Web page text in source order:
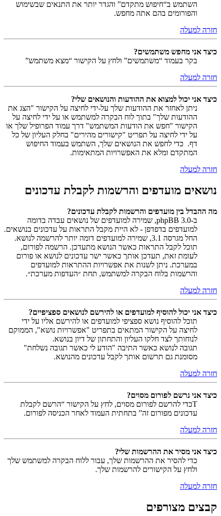
השתמש ב“חיפוש מתקדם” והגדר יותר את התנאים שבשימוש
והפורומים בהם אתה מחפש.
חזרה למעלה
כיצד אני מחפש משתמשים?
בקר בעמוד “משתמשים” ולחץ על הקישור “מצא משתמש”
חזרה למעלה
כיצד אני יכול למצוא את ההודעות והנושאים שלי?
ניתן לאחזר את ההודעות שלך על-ידי לחיצה על הקישור "הצג את
ההודעות שלך" בתוך לוח הבקרה למשתמש או על ידי לחיצה על
הקישור "חפש את הודעות המשתמש" דרך עמוד הפרופיל שלך או
על ידי לחיצה על תפריט "קישורים מהירים" בחלק העליון של כל
דף. כדי לחפש את הנושאים שלך, השתמש בעמוד החיפוש
המתקדם ומלא את האפשרויות המתאימות.
חזרה למעלה
נושאים מועדפים והרשמות לקבלת עדכונים
מה ההבדל בין מועדפים והרשמות לקבלת עדכונים?
ב-phpBB 3.0, שמירה למועדפים של נושאים עבדה בדומה
למועדפים בדפדפן - לא היית מקבל התראות על עדכונים בנושאים.
החל מגרסה 3.1, שמירה למועדפים דומה יותר להרשמה לנושא.
תוכל לקבל התראות כאשר הנושא מתעדכן. הרשמה לפורום,
לעומת זאת, תעדכן אותך כאשר ישר עדכונים לנושא או פורום
במערכת. ניתן לשנות את אפשרויות ההתראות למועדפים
והרשמות בלוח הבקרה למשתמש, תחת ״העדפות מערכת״.
חזרה למעלה
כיצד אני יכול להוסיף למועדפים או להירשם לנושאים ספציפיים?
תוכל להוסיף נושא ספציפי למועדפים או להירשם אליו על ידי
לחיצה על הקישור המתאים בתפריט "אפשרויות נושא", הממוקם
לנוחותך לצד חלקו העליון והתחתון של דיון בנושא.
תגובה לנושא כאשר התיבה "הודע לי כאשר תגובה נשלחת"
מסומנת גם תרשום אותך לקבל עדכונים מהנושא.
חזרה למעלה
כיצד אני נרשם לפורום מסוים?
Tכדי להרשם לפורום מסוים, לחץ על הקישור “הרשם לקבלת
עדכונים מפורום זה” בתחתית העמוד לאחר הכניסה לפורום.
חזרה למעלה
כיצד אני מסיר את ההרשמות שלי?
כדי להסיר את ההרשמות שלך, עבור ללוח הבקרה למשתמש שלך
ולחץ על הקישורים להרשמות שלך.
חזרה למעלה
קבצים מצורפים